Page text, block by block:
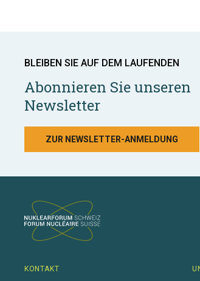
BLEIBEN SIE AUF DEM LAUFENDEN
Abonnieren Sie unseren
Newsletter
ZUR NEWSLETTER-ANMELDUNG
KONTAKT